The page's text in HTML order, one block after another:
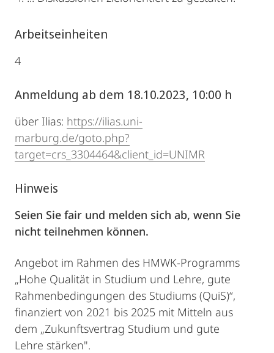
Arbeitseinheiten
4
Anmeldung ab dem 18.10.2023, 10:00 h
über Ilias: https://ilias.uni-
marburg.de/goto.php?
target=crs_3304464&client_id=UNIMR
Hinweis
Seien Sie fair und melden sich ab, wenn Sie
nicht teilnehmen können.
Angebot im Rahmen des HMWK-Programms
„Hohe Qualität in Studium und Lehre, gute
Rahmenbedingungen des Studiums (QuiS)“,
finanziert von 2021 bis 2025 mit Mitteln aus
dem „Zukunftsvertrag Studium und gute
Lehre stärken".